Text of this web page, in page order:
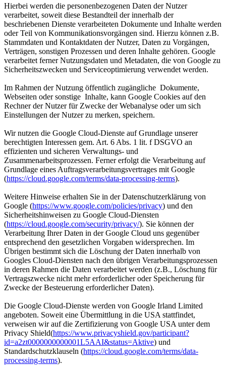
Hierbei werden die personenbezogenen Daten der Nutzer
verarbeitet, soweit diese Bestandteil der innerhalb der
beschriebenen Dienste verarbeiteten Dokumente und Inhalte werden
oder Teil von Kommunikationsvorgängen sind. Hierzu können z.B.
Stammdaten und Kontaktdaten der Nutzer, Daten zu Vorgängen,
Verträgen, sonstigen Prozessen und deren Inhalte gehören. Google
verarbeitet ferner Nutzungsdaten und Metadaten, die von Google zu
Sicherheitszwecken und Serviceoptimierung verwendet werden.
Im Rahmen der Nutzung öffentlich zugängliche Dokumente,
Webseiten oder sonstige Inhalte, kann Google Cookies auf den
Rechner der Nutzer für Zwecke der Webanalyse oder um sich
Einstellungen der Nutzer zu merken, speichern.
Wir nutzen die Google Cloud-Dienste auf Grundlage unserer
berechtigten Interessen gem. Art. 6 Abs. 1 lit. f DSGVO an
effizienten und sicheren Verwaltungs- und
Zusammenarbeitsprozessen. Ferner erfolgt die Verarbeitung auf
Grundlage eines Auftragsverarbeitungsvertrages mit Google
(https://cloud.google.com/terms/data-processing-terms).
Weitere Hinweise erhalten Sie in der Datenschutzerklärung von
Google (https://www.google.com/policies/privacy) und den
Sicherheitshinweisen zu Google Cloud-Diensten
(https://cloud.google.com/security/privacy/). Sie können der
Verarbeitung Ihrer Daten in der Google Cloud uns gegenüber
entsprechend den gesetzlichen Vorgaben widersprechen. Im
Übrigen bestimmt sich die Löschung der Daten innerhalb von
Googles Cloud-Diensten nach den übrigen Verarbeitungsprozessen
in deren Rahmen die Daten verarbeitet werden (z.B., Löschung für
Vertragszwecke nicht mehr erforderlicher oder Speicherung für
Zwecke der Besteuerung erforderlicher Daten).
Die Google Cloud-Dienste werden von Google Irland Limited
angeboten. Soweit eine Übermittlung in die USA stattfindet,
verweisen wir auf die Zertifizierung von Google USA unter dem
Privacy Shield(https://www.privacyshield.gov/participant?
id=a2zt0000000000001L5AAI&status=Aktive) und
Standardschutzklauseln (https://cloud.google.com/terms/data-
processing-terms).